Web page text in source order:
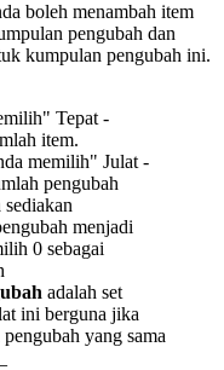
boleh menambah item
pengubah dan
kumpulan pengubah ini.
Tepat -
item.
memilih" Julat -
pengubah
menjadi
0 sebagai
adalah set
ini berguna jika
yang sama